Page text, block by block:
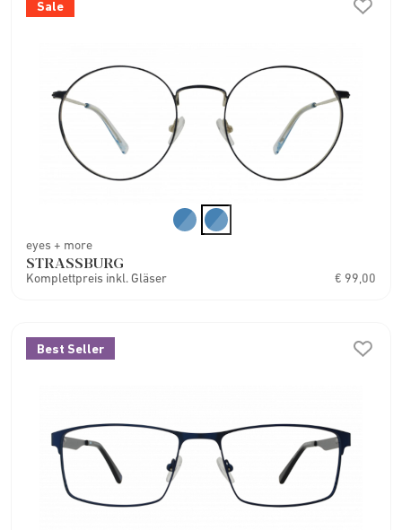
Sale
eyes + more
STRASSBURG
Komplettpreis inkl. Gläser € 99,00
Best Seller